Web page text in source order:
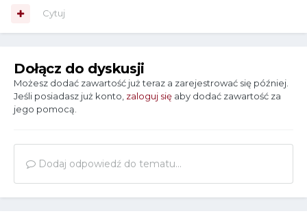
Cytuj
Dołącz do dyskusji
Możesz dodać zawartość już teraz a zarejestrować się później.
Jeśli posiadasz już konto, zaloguj się aby dodać zawartość za
jego pomocą.
Dodaj odpowiedź do tematu...